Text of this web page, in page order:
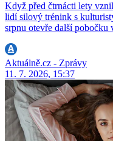
Když před čtrnácti lety
lidí silový trénink s
srpnu otevře další pobočku
Aktuálně.cz - Zprávy
11. 7. 2026, 15:37